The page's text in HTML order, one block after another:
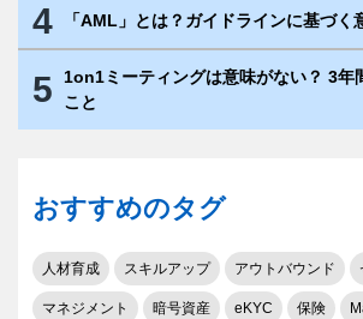
4 「AML」とは？ガイドラインに基づく
5
1on1ミーティングは意味がない？ 3年
こと
おすすめのタグ
人材育成 スキルアップ アウトバウンド
マネジメント 暗号資産 eKYC 保険